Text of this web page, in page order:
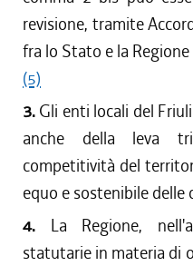
revisione, tramite
fra lo Stato e la
(5)
3. Gli enti locali del
anche della leva
competitività del
equo e sostenibile delle
4. La Regione,
statutarie in materia di